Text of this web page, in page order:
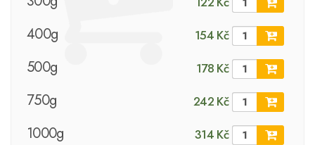
400g 154 Kč
500g 178 Kč
750g 242 Kč
1000g 314 Kč